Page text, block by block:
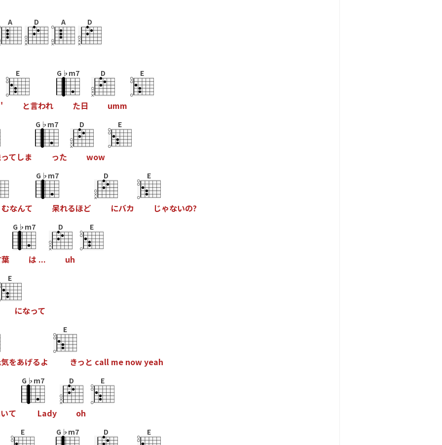
A D A D
'
E
と言われ
G♭m7
た日
D
umm
E
ってしま
G♭m7
った
D
wow
E
むなんて
G♭m7
呆れるほど
D
にバカ
E
じゃないの?
葉
G♭m7
は ...
D
uh
E
E
になって
気をあげるよ
E
きっ と call me nowyeah
いて
G♭m7
Lady
D
oh
E
E G♭m7 D E